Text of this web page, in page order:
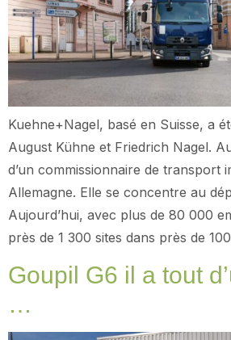
Kuehne+Nagel, basé en Suisse, a
August Kühne et Friedrich Nagel.
d’un commissionnaire de transport
Allemagne. Elle se concentre au
Aujourd’hui, avec plus de 80 000
près de 1 300 sites dans près de
Goupil G6 il a tout
…